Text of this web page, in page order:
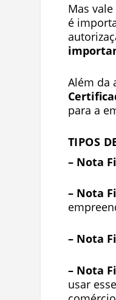
Mas
é
Além da
para a
TIPOS
– Nota
– Nota
– Nota
– Nota
usar